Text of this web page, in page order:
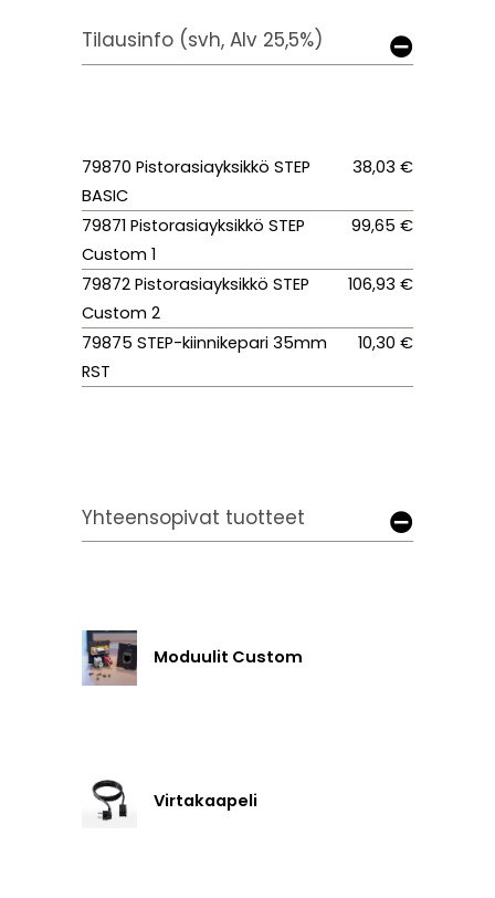
Tilausinfo (svh, Alv 25,5%)
79870 Pistorasiayksikkö STEP
BASIC
38,03 €
79871 Pistorasiayksikkö STEP
Custom 1
99,65 €
79872 Pistorasiayksikkö STEP
Custom 2
106,93 €
79875 STEP-kiinnikepari 35mm
RST
10,30 €
Yhteensopivat tuotteet
Moduulit Custom
Virtakaapeli